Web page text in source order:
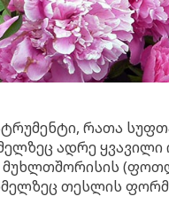
რათა
ადრე ყვავილი
თესლის